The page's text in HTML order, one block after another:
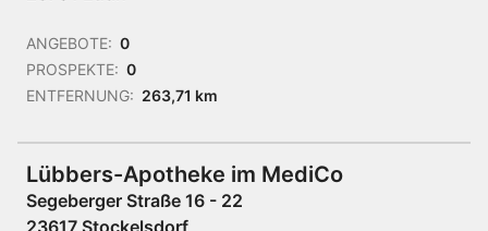
ANGEBOTE: 0
PROSPEKTE: 0
ENTFERNUNG: 263,71 km
Lübbers-Apotheke im MediCo
Segeberger Straße 16 - 22
23617 Stockelsdorf